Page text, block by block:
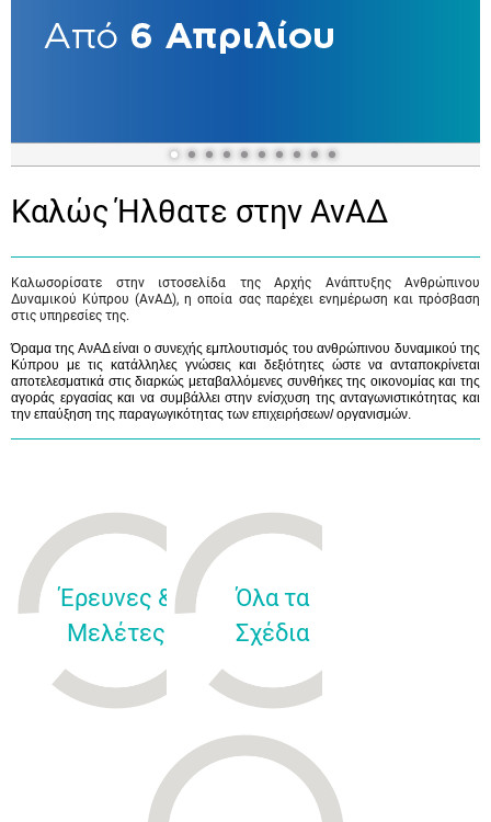
Καλώς Ήλθατε στην ΑνΑΔ
Καλωσορίσατε στην ιστοσελίδα της Αρχής Ανάπτυξης Ανθρώπινου
Δυναμικού Κύπρου (ΑνΑΔ), η οποία σας παρέχει ενημέρωση και πρόσβαση
στις υπηρεσίες της.
Όραμα της ΑνΑΔ είναι ο συνεχής εμπλουτισμός του ανθρώπινου δυναμικού της
Κύπρου με τις κατάλληλες γνώσεις και δεξιότητες ώστε να ανταποκρίνεται
αποτελεσματικά στις διαρκώς μεταβαλλόμενες συνθήκες της οικονομίας και της
αγοράς εργασίας και να συμβάλλει στην ενίσχυση της ανταγωνιστικότητας και
την επαύξηση της παραγωγικότητας των επιχειρήσεων/ οργανισμών.
Έρευνες &
Μελέτες
Όλα τα
Σχέδια